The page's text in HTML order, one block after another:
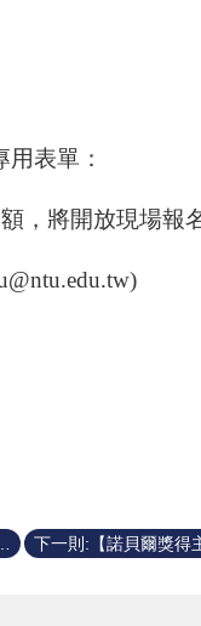
表單：
，將開放現場報名